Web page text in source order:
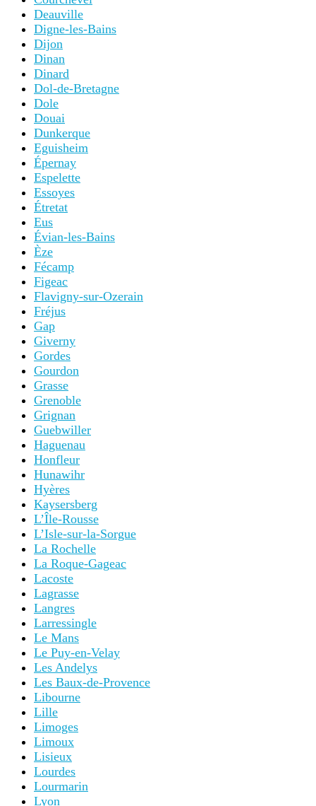
Deauville
Digne-les-Bains
Dijon
Dinan
Dinard
Dol-de-Bretagne
Dole
Douai
Dunkerque
Eguisheim
Épernay
Espelette
Essoyes
Étretat
Eus
Évian-les-Bains
Èze
Fécamp
Figeac
Flavigny-sur-Ozerain
Fréjus
Gap
Giverny
Gordes
Gourdon
Grasse
Grenoble
Grignan
Guebwiller
Haguenau
Honfleur
Hunawihr
Hyères
Kaysersberg
L’Île-Rousse
L’Isle-sur-la-Sorgue
La Rochelle
La Roque-Gageac
Lacoste
Lagrasse
Langres
Larressingle
Le Mans
Le Puy-en-Velay
Les Andelys
Les Baux-de-Provence
Libourne
Lille
Limoges
Limoux
Lisieux
Lourdes
Lourmarin
Lyon